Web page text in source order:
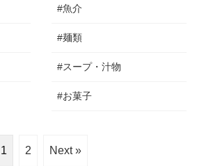
#魚介
#麺類
#スープ・汁物
#お菓子
1 2 Next »